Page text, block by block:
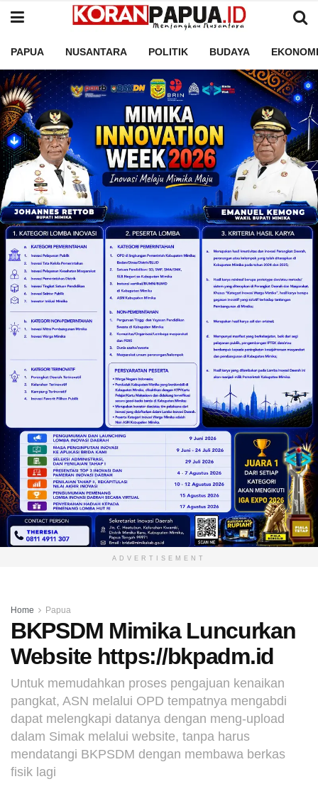
PAPUA NUSANTARA POLITIK BUDAYA EKONOMI
ADVERTISEMENT
Home Papua
BKPSDM Mimika Luncurkan
Website https://bkpadm.id
Untuk memudahkan proses pengajuan kenaikan
pangkat, ASN melalui OPD tempatnya mengabdi
dapat melengkapi datanya dengan meng-upload
dalam Simak melalui website, tanpa harus
mendatangi BKPSDM dengan membawa berkas
fisik lagi